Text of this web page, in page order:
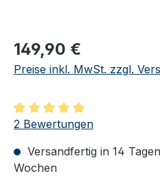
Regulärer Preis:
149,90 €
Preise inkl. MwSt. zzgl.
Durchschnittliche
2 Bewertungen
Versandfertig in 14
Wochen